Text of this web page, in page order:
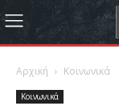
Αρχική Κοινωνικά
Κοινωνικά